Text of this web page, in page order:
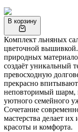
В корзину
Комплект льняных
цветочной
природных
создаёт уникальный
превосходную
прекрасно
неповторимый шарм,
уютного семейного
Сочетание
мастерства делает
красоты и комфорта.